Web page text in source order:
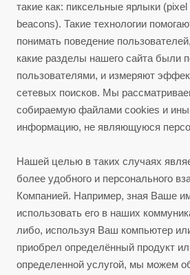
такие как: пиксельные ярлыки
beacons). Такие технологии
понимать поведение
какие разделы нашего сайта были
пользователями, и измеряют
сетевых поисков. Мы
собираемую файлами cookies и
информацию, не являющуюся
Нашей целью в таких случаях
более удобного и персонального
Компанией. Например, зная Ваше
использовать его в наших
либо, используя Ваш компьютер
приобрел определённый продукт
определенной услугой, мы можем